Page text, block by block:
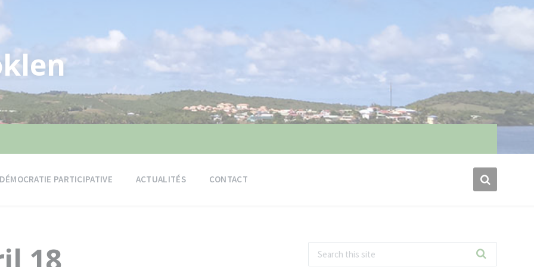
DÉMOCRATIE PARTICIPATIVE ACTUALITÉS CONTACT